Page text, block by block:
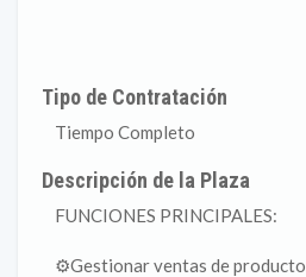
Tipo de Contratación
Tiempo Completo
Descripción de la Plaza
FUNCIONES PRINCIPALES:
⚙️Gestionar ventas de